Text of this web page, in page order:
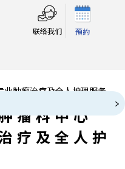
联络我们 預約
业肿瘤治疗及全人护理服务
瘤科中心
疗及全人护